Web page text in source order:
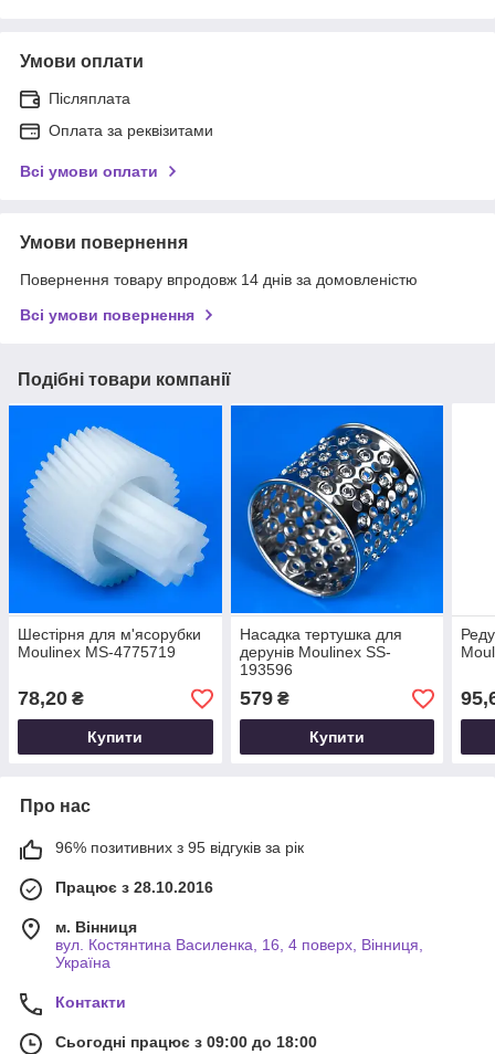
Умови оплати
Післяплата
Оплата за реквізитами
Всі умови оплати
Умови повернення
Повернення товару впродовж 14 днів за домовленістю
Всі умови повернення
Подібні товари компанії
Шестірня для м'ясорубки
Moulinex MS-4775719
78,20 ₴
Купити
Насадка тертушка для
дерунів Moulinex SS-
193596
579₴
Купити
Про нас
96% позитивних з 95 відгуків за рік
Працює з 28.10.2016
м. Вінниця
вул. Костянтина Василенка, 16, 4 поверх, Вінниця,
Україна
Контакти
Сьогодні працює з 09:00 до 18:00